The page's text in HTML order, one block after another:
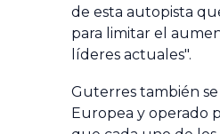
de esta autopista
para limitar el
líderes actuales".
Guterres también se
Europea y operado